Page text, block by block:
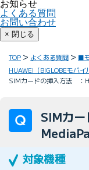
お知らせ
よくある質問
お問い合わせ
× 閉じる
TOP よくある質問 ■
HUAWEI（BIGLOBEモバイ
SIMカードの挿入方法 ：
SIMカ